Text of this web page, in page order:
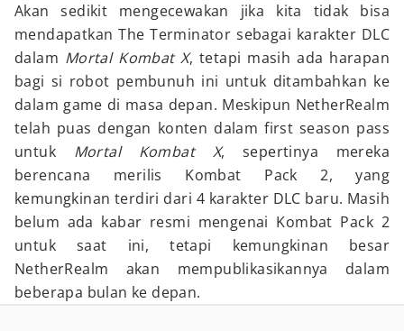
Akan sedikit mengecewakan jika kita tidak bisa
mendapatkan The Terminator sebagai karakter DLC
dalam Mortal Kombat X, tetapi masih ada harapan
bagi si robot pembunuh ini untuk ditambahkan ke
dalam game di masa depan. Meskipun NetherRealm
telah puas dengan konten dalam first season pass
untuk Mortal Kombat X, sepertinya mereka
berencana merilis Kombat Pack 2, yang
kemungkinan terdiri dari 4 karakter DLC baru. Masih
belum ada kabar resmi mengenai Kombat Pack 2
untuk saat ini, tetapi kemungkinan besar
NetherRealm akan mempublikasikannya dalam
beberapa bulan ke depan.